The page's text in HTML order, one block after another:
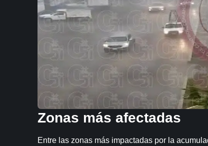
Zonas más afectadas
Entre las zonas más impactadas por la